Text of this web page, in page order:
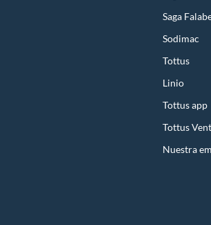
Saga
Sodimac
Tottus
Linio
Tottus app
Tottus
Nuestra